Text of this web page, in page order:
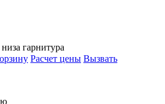
гарнитура
Расчет цены Вызвать